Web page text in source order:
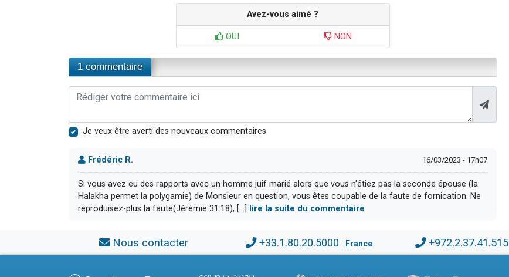
Avez-vous aimé ?
OUI NON
1 commentaire
Je veux être averti des nouveaux commentaires
Frédéric R. 16/03/2023 - 17h07
Si vous avez eu des rapports avec un homme juif marié alors que vous n'étiez pas la seconde épouse (la
Halakha permet la polygamie) de Monsieur en question, vous êtes coupable de la faute de fornication. Ne
reproduisez-plus la faute(Jérémie 31:18), [...]
lire la suite du commentaire
Nous contacter +33.1.80.20.5000 France +972.2.37.41.515